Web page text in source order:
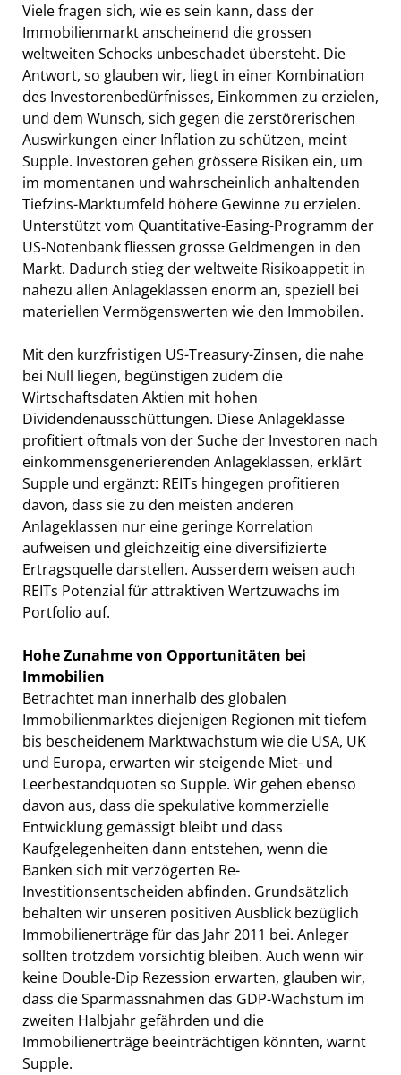
Viele fragen sich, wie es sein kann, dass der
Immobilienmarkt anscheinend die grossen
weltweiten Schocks unbeschadet übersteht. Die
Antwort, so glauben wir, liegt in einer Kombination
des Investorenbedürfnisses, Einkommen zu erzielen,
und dem Wunsch, sich gegen die zerstörerischen
Auswirkungen einer Inflation zu schützen, meint
Supple. Investoren gehen grössere Risiken ein, um
im momentanen und wahrscheinlich anhaltenden
Tiefzins-Marktumfeld höhere Gewinne zu erzielen.
Unterstützt vom Quantitative-Easing-Programm der
US-Notenbank fliessen grosse Geldmengen in den
Markt. Dadurch stieg der weltweite Risikoappetit in
nahezu allen Anlageklassen enorm an, speziell bei
materiellen Vermögenswerten wie den Immobilen.
Mit den kurzfristigen US-Treasury-Zinsen, die nahe
bei Null liegen, begünstigen zudem die
Wirtschaftsdaten Aktien mit hohen
Dividendenausschüttungen. Diese Anlageklasse
profitiert oftmals von der Suche der Investoren nach
einkommensgenerierenden Anlageklassen, erklärt
Supple und ergänzt: REITs hingegen profitieren
davon, dass sie zu den meisten anderen
Anlageklassen nur eine geringe Korrelation
aufweisen und gleichzeitig eine diversifizierte
Ertragsquelle darstellen. Ausserdem weisen auch
REITs Potenzial für attraktiven Wertzuwachs im
Portfolio auf.
Hohe Zunahme von Opportunitäten bei
Immobilien
Betrachtet man innerhalb des globalen
Immobilienmarktes diejenigen Regionen mit tiefem
bis bescheidenem Marktwachstum wie die USA, UK
und Europa, erwarten wir steigende Miet- und
Leerbestandquoten so Supple. Wir gehen ebenso
davon aus, dass die spekulative kommerzielle
Entwicklung gemässigt bleibt und dass
Kaufgelegenheiten dann entstehen, wenn die
Banken sich mit verzögerten Re-
Investitionsentscheiden abfinden. Grundsätzlich
behalten wir unseren positiven Ausblick bezüglich
Immobilienerträge für das Jahr 2011 bei. Anleger
sollten trotzdem vorsichtig bleiben. Auch wenn wir
keine Double-Dip Rezession erwarten, glauben wir,
dass die Sparmassnahmen das GDP-Wachstum im
zweiten Halbjahr gefährden und die
Immobilienerträge beeinträchtigen könnten, warnt
Supple.